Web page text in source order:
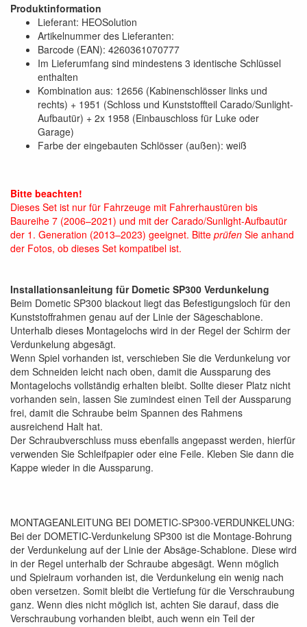
Produktinformation
Lieferant: HEOSolution
Artikelnummer des Lieferanten:
Barcode (EAN): 4260361070777
Im Lieferumfang sind mindestens 3 identische Schlüssel
enthalten
Kombination aus: 12656 (Kabinenschlösser links und
rechts) + 1951 (Schloss und Kunststoffteil Carado/Sunlight-
Aufbautür) + 2x 1958 (Einbauschloss für Luke oder
Garage)
Farbe der eingebauten Schlösser (außen): weiß
Bitte beachten!
Dieses Set ist nur für Fahrzeuge mit Fahrerhaustüren bis
Baureihe 7 (2006–2021) und mit der Carado/Sunlight-Aufbautür
der 1. Generation (2013–2023) geeignet. Bitte prüfen Sie anhand
der Fotos, ob dieses Set kompatibel ist.
Installationsanleitung für Dometic SP300 Verdunkelung
Beim Dometic SP300 blackout liegt das Befestigungsloch für den
Kunststoffrahmen genau auf der Linie der Sägeschablone.
Unterhalb dieses Montagelochs wird in der Regel der Schirm der
Verdunkelung abgesägt.
Wenn Spiel vorhanden ist, verschieben Sie die Verdunkelung vor
dem Schneiden leicht nach oben, damit die Aussparung des
Montagelochs vollständig erhalten bleibt. Sollte dieser Platz nicht
vorhanden sein, lassen Sie zumindest einen Teil der Aussparung
frei, damit die Schraube beim Spannen des Rahmens
ausreichend Halt hat.
Der Schraubverschluss muss ebenfalls angepasst werden, hierfür
verwenden Sie Schleifpapier oder eine Feile. Kleben Sie dann die
Kappe wieder in die Aussparung.
MONTAGEANLEITUNG BEI DOMETIC-SP300-VERDUNKELUNG:
Bei der DOMETIC-Verdunkelung SP300 ist die Montage-Bohrung
der Verdunkelung auf der Linie der Absäge-Schablone. Diese wird
in der Regel unterhalb der Schraube abgesägt. Wenn möglich
und Spielraum vorhanden ist, die Verdunkelung ein wenig nach
oben versetzen. Somit bleibt die Vertiefung für die Verschraubung
ganz. Wenn dies nicht möglich ist, achten Sie darauf, dass die
Verschraubung vorhanden bleibt, auch wenn ein Teil der